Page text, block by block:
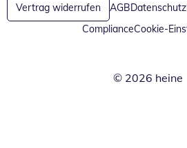
Vertrag widerrufen AGBDatenschutz
ComplianceCookie-
© 2026 heine